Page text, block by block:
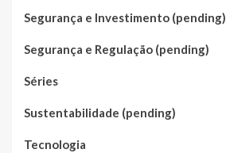
Segurança e Investimento (pending)
Segurança e Regulação (pending)
Séries
Sustentabilidade (pending)
Tecnologia